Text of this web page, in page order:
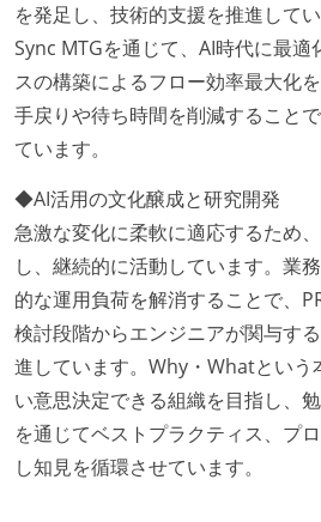
を発足し、技術的支援を推進して
Sync MTGを通じて、AI時代に最
スの構築によるフロー効率最大化
手戻りや待ち時間を削減すること
ています。
◆AI活用の文化醸成と研究開発
急激な変化に柔軟に適応するため
し、継続的に活動しています。業
的な運用負荷を解消することで、
検討段階からエンジニアが関与す
進しています。Why・Whatという
い意思決定できる組織を目指し、
を通じてベストプラクティス、プ
し知見を循環させています。